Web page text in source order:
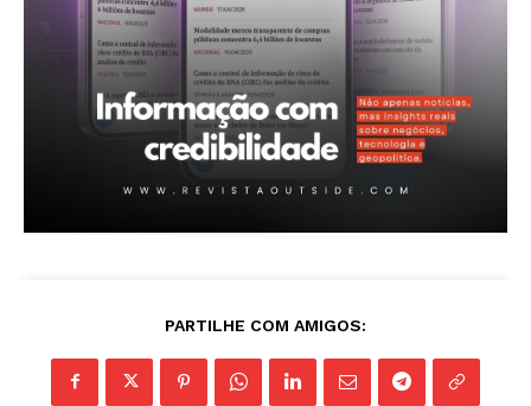
Revista Outside
- Seja Leitor Gold Plus -
PARTILHE COM AMIGOS: